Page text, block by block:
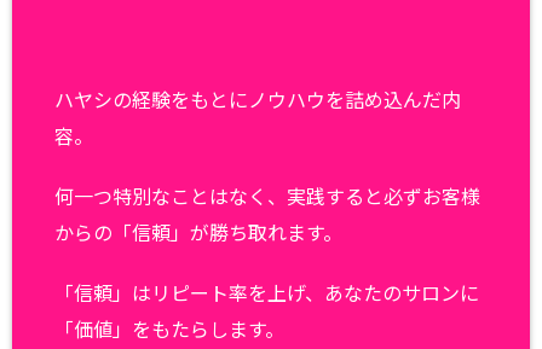
ハヤシの経験をもとにノウハウを詰め込んだ内
容。
何一つ特別なことはなく、実践すると必ずお客様
からの「信頼」が勝ち取れます。
「信頼」はリピート率を上げ、あなたのサロンに
「価値」をもたらします。